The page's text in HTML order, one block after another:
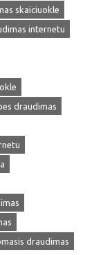
skaiciuokle
internetu
draudimas
draudimas